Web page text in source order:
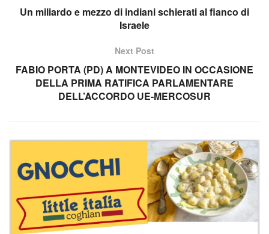
Un miliardo e mezzo di indiani schierati al fianco di
Israele
Next Post
FABIO PORTA (PD) A MONTEVIDEO IN OCCASIONE
DELLA PRIMA RATIFICA PARLAMENTARE
DELL’ACCORDO UE-MERCOSUR